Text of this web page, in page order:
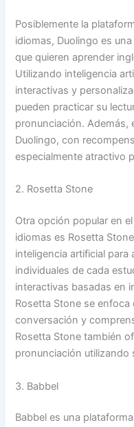
Posiblemente la
idiomas, Duolingo es
que quieren aprender
Utilizando inteligencia
interactivas y
pueden practicar su
pronunciación. Además,
Duolingo, con
especialmente atractivo
2. Rosetta Stone
Otra opción popular en
idiomas es Rosetta
inteligencia artificial para
individuales de cada
interactivas basadas en
Rosetta Stone se
conversación y
Rosetta Stone también
pronunciación utilizando
3. Babbel
Babbel es una